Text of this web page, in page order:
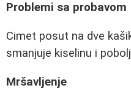
Problemi sa probavom
Cimet posut na dve
smanjuje kiselinu i
Mršavljenje